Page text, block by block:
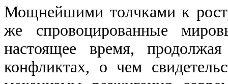
Мощнейшими толчками к
же спровоцированные
настоящее время,
конфликтах, о чем